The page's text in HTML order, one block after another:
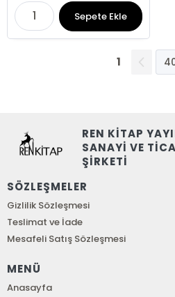
Sepete Ekle
1
REN KİTAP
SANAYİ VE
ŞİRKETİ
SÖZLEŞMELER
Gizlilik Sözleşmesi
Teslimat ve İade
Mesafeli Satış Sözleşmesi
MENÜ
Anasayfa